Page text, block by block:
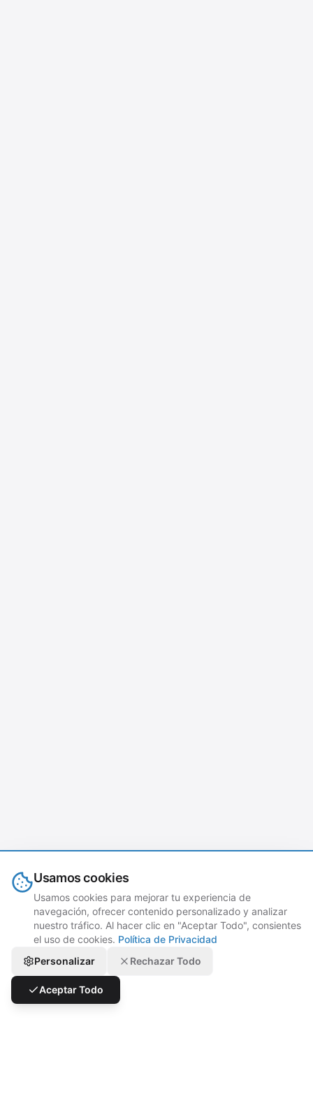
Usamos cookies
Usamos cookies para mejorar tu experiencia de
navegación, ofrecer contenido personalizado y analizar
nuestro tráfico. Al hacer clic en "Aceptar Todo", consientes
el uso de cookies. Política de Privacidad
Personalizar
Rechazar Todo
Aceptar Todo